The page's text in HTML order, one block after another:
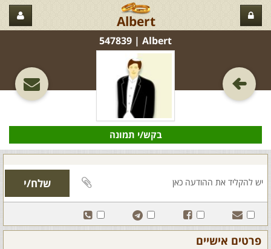
Albert
Albert‏ | 547839
בקש/י תמונה
פרטים אישיים